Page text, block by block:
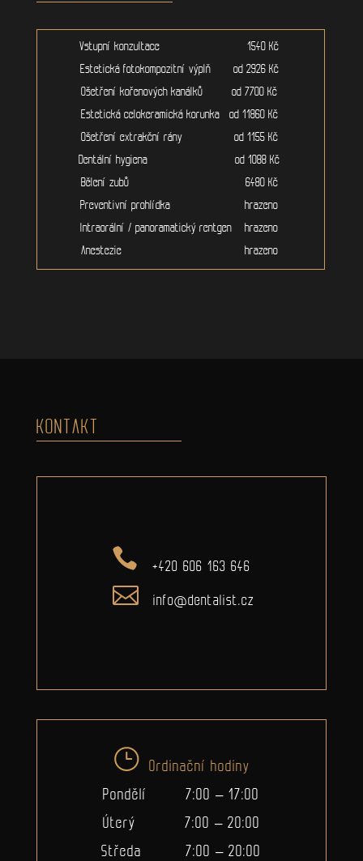
Vstupní konzultace 1540 Kč
Estetická fotokompozitní výplň od 2926 Kč
Ošetření kořenových kanálků od 7700 Kč
Estetická celokeramická korunka od 11860 Kč
Ošetření extrakční rány od 1155 Kč
Dentální hygiena od 1088 Kč
Bělení zubů 6480 Kč
Preventivní prohlídka hrazeno
Intraorální / panoramatický rentgen hrazeno
Anestezie hrazeno
KONTAKT
+420 606 163 646
info@dentalist.cz
Ordinační hodiny
Pondělí 7:00 – 17:00
Úterý 7:00 – 20:00
Středa 7:00 – 20:00